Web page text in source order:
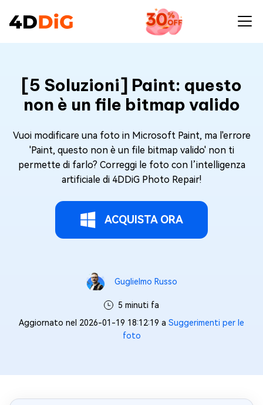
[5 Soluzioni] Paint: questo
non è un file bitmap valido
Vuoi modificare una foto in Microsoft Paint, ma l'errore
'Paint, questo non è un file bitmap valido' non ti
permette di farlo? Correggi le foto con l’intelligenza
artificiale di 4DDiG Photo Repair!
ACQUISTA ORA
Guglielmo Russo
5 minuti fa
Aggiornato nel 2026-01-19 18:12:19 a Suggerimenti per le
foto